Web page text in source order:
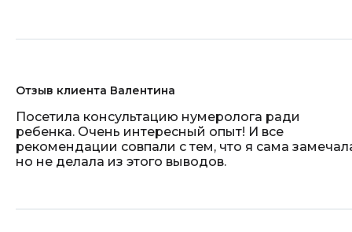
Отзыв клиента Валентина
Посетила консультацию нумеролога ради
ребенка. Очень интересный опыт! И все
рекомендации совпали с тем, что я сама
но не делала из этого выводов.